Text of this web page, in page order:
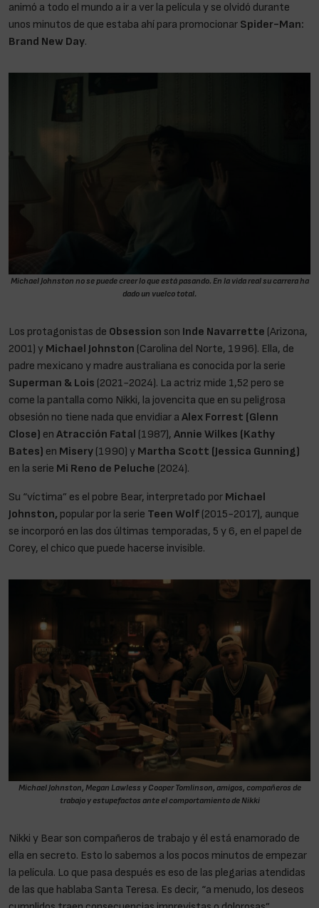
animó a todo el mundo a ir a ver la película y se olvidó durante
unos minutos de que estaba ahí para promocionar Spider-Man:
Brand New Day.
Michael Johnston no se puede creer lo que está pasando. En la vida real su carrera ha
dado un vuelco total.
Los protagonistas de Obsession son Inde Navarrette (Arizona,
2001) y Michael Johnston (Carolina del Norte, 1996). Ella, de
padre mexicano y madre australiana es conocida por la serie
Superman & Lois (2021-2024). La actriz mide 1,52 pero se
come la pantalla como Nikki, la jovencita que en su peligrosa
obsesión no tiene nada que envidiar a Alex Forrest (Glenn
Close) en Atracción Fatal (1987), Annie Wilkes (Kathy
Bates) en Misery (1990) y Martha Scott (Jessica Gunning)
en la serie Mi Reno de Peluche (2024).
Su “víctima” es el pobre Bear, interpretado por Michael
Johnston, popular por la serie Teen Wolf (2015-2017), aunque
se incorporó en las dos últimas temporadas, 5 y 6, en el papel de
Corey, el chico que puede hacerse invisible.
Michael Johnston, Megan Lawless y Cooper Tomlinson, amigos, compañeros de
trabajo y estupefactos ante el comportamiento de Nikki
Nikki y Bear son compañeros de trabajo y él está enamorado de
ella en secreto. Esto lo sabemos a los pocos minutos de empezar
la película. Lo que pasa después es eso de las plegarias atendidas
de las que hablaba Santa Teresa. Es decir, “a menudo, los deseos